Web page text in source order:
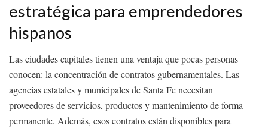
estratégica para emprendedores
hispanos
Las ciudades capitales tienen una ventaja que pocas personas
conocen: la concentración de contratos gubernamentales. Las
agencias estatales y municipales de Santa Fe necesitan
proveedores de servicios, productos y mantenimiento de forma
permanente. Además, esos contratos están disponibles para